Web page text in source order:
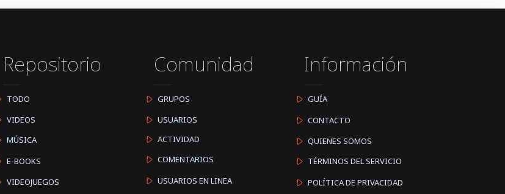
Repositorio
TODO
VIDEOS
MÚSICA
E-BOOKS
VIDEOJUEGOS
Comunidad
GRUPOS
USUARIOS
ACTIVIDAD
COMENTARIOS
USUARIOS EN LINEA
Información
GUÍA
CONTACTO
QUIENES SOMOS
TÉRMINOS DEL SERVICIO
POLÍTICA DE PRIVACIDAD